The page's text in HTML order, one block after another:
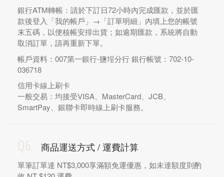
銀行ATM轉帳：請於下訂日72小時內完成匯款，並於匯
款後登入「我的帳戶」→「訂單明細」內填上您的帳號
末五碼，以便核帳安排出貨；如逾期匯款，系統將自動
取消訂單，請再重新下單。
帳戶資料：007第一銀行-鹽埕分行 銀行帳號：702-10-
036718
信用卡線上刷卡
一般交易：均接受VISA、MasterCard、JCB、
SmartPay、銀聯卡即時線上刷卡服務。
Q6. 商品運送方式 / 運費計算
單筆訂單達 NT$3,000享滿額免運優惠，如未達額度則酌